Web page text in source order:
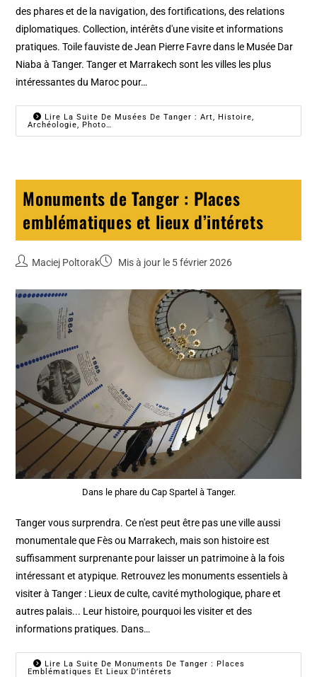
des phares et de la navigation, des fortifications, des relations
diplomatiques. Collection, intérêts d'une visite et informations
pratiques. Toile fauviste de Jean Pierre Favre dans le Musée Dar
Niaba à Tanger. Tanger et Marrakech sont les villes les plus
intéressantes du Maroc pour…
Lire La Suite De Musées De Tanger : Art, Histoire,
Archéologie, Photo…
Monuments de Tanger : Places
emblématiques et lieux d’intérets
Maciej Poltorak Mis à jour le 5 février 2026
Dans le phare du Cap Spartel à Tanger.
Tanger vous surprendra. Ce n'est peut être pas une ville aussi
monumentale que Fès ou Marrakech, mais son histoire est
suffisamment surprenante pour laisser un patrimoine à la fois
intéressant et atypique. Retrouvez les monuments essentiels à
visiter à Tanger : Lieux de culte, cavité mythologique, phare et
autres palais... Leur histoire, pourquoi les visiter et des
informations pratiques. Dans…
Lire La Suite De Monuments De Tanger : Places
Emblématiques Et Lieux D’intérets